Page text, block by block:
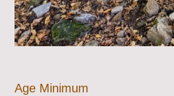
Age Minimum